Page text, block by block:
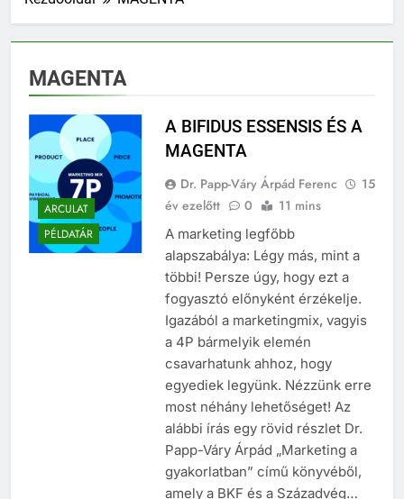
MAGENTA
ARCULAT
PÉLDATÁR
A BIFIDUS ESSENSIS ÉS A
MAGENTA
Dr. Papp-Váry Árpád Ferenc
15
év ezelőtt
0 11 mins
A marketing legfőbb
alapszabálya: Légy más, mint a
többi! Persze úgy, hogy ezt a
fogyasztó előnyként érzékelje.
Igazából a marketingmix, vagyis
a 4P bármelyik elemén
csavarhatunk ahhoz, hogy
egyediek legyünk. Nézzünk erre
most néhány lehetőséget! Az
alábbi írás egy rövid részlet Dr.
Papp-Váry Árpád „Marketing a
gyakorlatban” című könyvéből,
amely a BKF és a Századvég…